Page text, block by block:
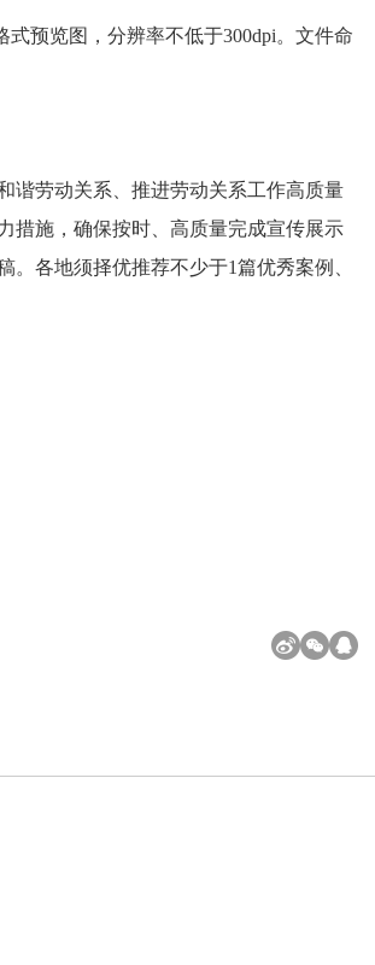
预览图，分辨率不低于300dpi。文件命
谐劳动关系、推进劳动关系工作高质量
措施，确保按时、高质量完成宣传展示
各地须择优推荐不少于1篇优秀案例、